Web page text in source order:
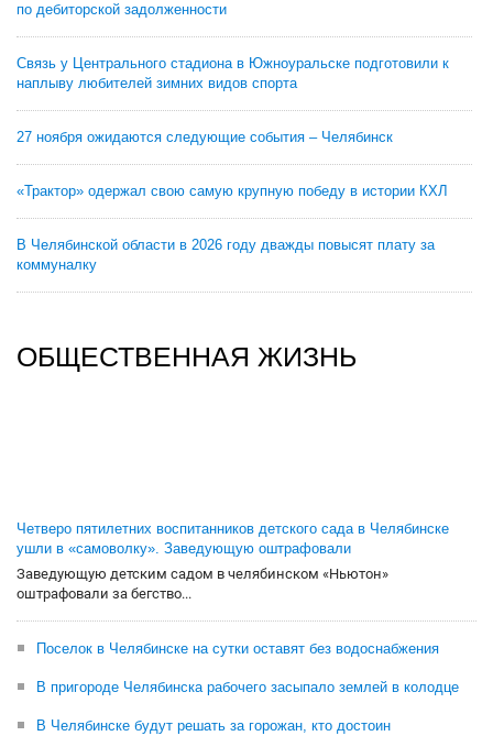
по дебиторской задолженности
Связь у Центрального стадиона в Южноуральске подготовили к
наплыву любителей зимних видов спорта
27 ноября ожидаются следующие события – Челябинск
«Трактор» одержал свою самую крупную победу в истории КХЛ
В Челябинской области в 2026 году дважды повысят плату за
коммуналку
ОБЩЕСТВЕННАЯ ЖИЗНЬ
Четверо пятилетних воспитанников детского сада в Челябинске
ушли в «самоволку». Заведующую оштрафовали
Заведующую детским садом в челябинском «Ньютон»
оштрафовали за бегство...
Поселок в Челябинске на сутки оставят без водоснабжения
В пригороде Челябинска рабочего засыпало землей в колодце
В Челябинске будут решать за горожан, кто достоин